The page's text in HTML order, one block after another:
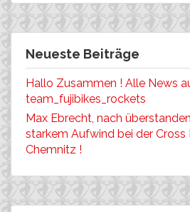
Neueste Beiträge
Hallo Zusammen ! Alle News
team_fujibikes_rockets
Max Ebrecht, nach
starkem Aufwind bei der Cross
Chemnitz !